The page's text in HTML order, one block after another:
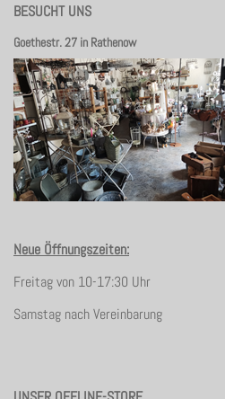
BESUCHT UNS
Goethestr. 27 in Rathenow
Neue Öffnungszeiten:
Freitag von 10-17:30 Uhr
Samstag nach Vereinbarung